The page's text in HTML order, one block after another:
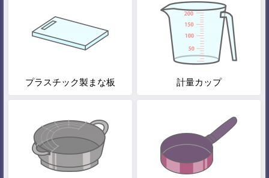
プラスチック製まな板 計量カップ